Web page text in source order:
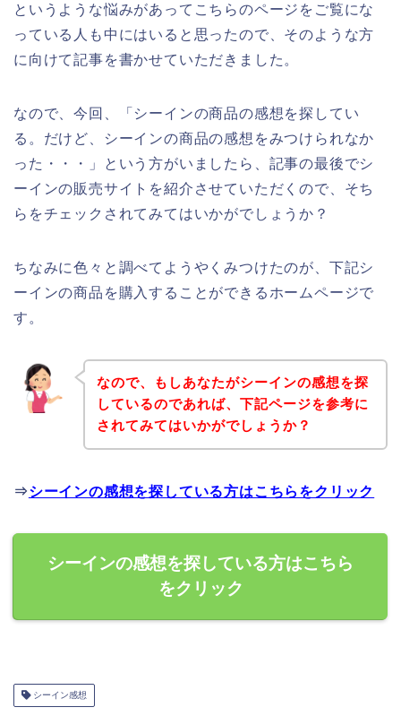
というような悩みがあってこちらのページをご覧にな
っている人も中にはいると思ったので、そのような方
に向けて記事を書かせていただきました。
なので、今回、「シーインの商品の感想を探してい
る。だけど、シーインの商品の感想をみつけられなか
った・・・」という方がいましたら、記事の最後でシ
ーインの販売サイトを紹介させていただくので、そち
らをチェックされてみてはいかがでしょうか？
ちなみに色々と調べてようやくみつけたのが、下記シ
ーインの商品を購入することができるホームページで
す。
なので、もしあなたがシーインの感想を探
しているのであれば、下記ページを参考に
されてみてはいかがでしょうか？
⇒シーインの感想を探している方はこちらをクリック
シーインの感想を探している方はこちら
をクリック
シーイン感想